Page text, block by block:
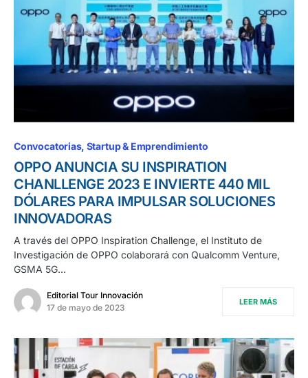
Convocatorias Startup & Emprendimiento
OPPO ANUNCIA SU INSPIRATION
CHANLLENGE 2023 E INVIERTE 440 MIL
DÓLARES PARA IMPULSAR SOLUCIONES
INNOVADORAS
A través del OPPO Inspiration Challenge, el Instituto de
Investigación de OPPO colaborará con Qualcomm Venture,
GSMA 5G…
Editorial Tour Innovación
17 de mayo de 2023
LEER MÁS